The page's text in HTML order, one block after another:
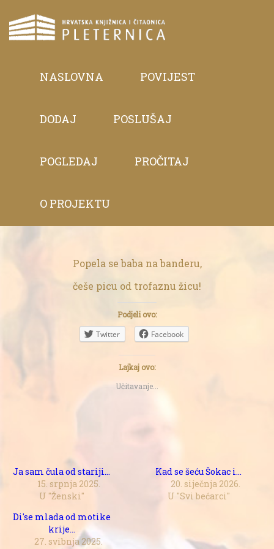
NASLOVNA POVIJEST
DODAJ POSLUŠAJ
POGLEDAJ PROČITAJ
O PROJEKTU
Popela se baba na banderu,
češe picu od trofaznu žicu!
Podjeli ovo:
Twitter Facebook
Lajkaj ovo:
Učitavanje...
Ja sam čula od stariji…
15. srpnja 2025.
U "Ženski"
Kad se šeću Šokac i…
20. siječnja 2026.
U "Svi bećarci"
Di'se mlada od motike
krije…
27. svibnja 2025.